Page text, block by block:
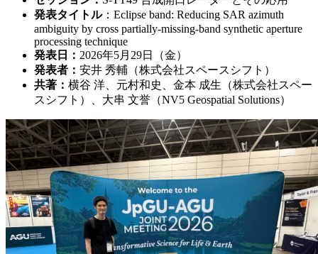
発表タイトル： Eclipse band: Reducing SAR azimuth
ambiguity by cross partially-missing-band synthetic aperture
processing technique
発表日： 2026年5月29日（金）
発表者： 安井 秀輔（株式会社スペースシフト）
共著： 横谷 洋、元村和史、金本 成生（株式会社スペー
スシフト）、大串 文誉 （NV5 Geospatial Solutions）